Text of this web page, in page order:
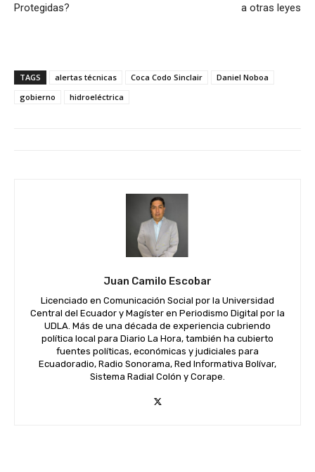
Protegidas?
a otras leyes
TAGS alertas técnicas Coca Codo Sinclair
Daniel Noboa
gobierno
hidroeléctrica
Juan Camilo Escobar
Licenciado en Comunicación Social por la Universidad
Central del Ecuador y Magíster en Periodismo Digital por la
UDLA. Más de una década de experiencia cubriendo
política local para Diario La Hora, también ha cubierto
fuentes políticas, económicas y judiciales para
Ecuadoradio, Radio Sonorama, Red Informativa Bolívar,
Sistema Radial Colón y Corape.